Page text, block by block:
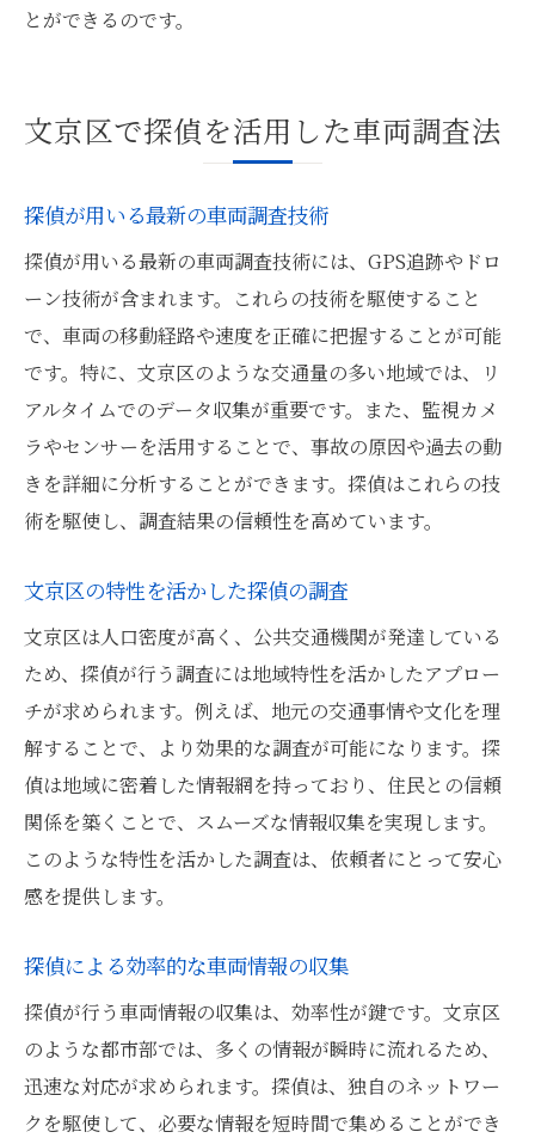
とができるのです。
文京区で探偵を活用した車両調査法
探偵が用いる最新の車両調査技術
探偵が用いる最新の車両調査技術には、GPS追跡やドロ
ーン技術が含まれます。これらの技術を駆使すること
で、車両の移動経路や速度を正確に把握することが可能
です。特に、文京区のような交通量の多い地域では、リ
アルタイムでのデータ収集が重要です。また、監視カメ
ラやセンサーを活用することで、事故の原因や過去の動
きを詳細に分析することができます。探偵はこれらの技
術を駆使し、調査結果の信頼性を高めています。
文京区の特性を活かした探偵の調査
文京区は人口密度が高く、公共交通機関が発達している
ため、探偵が行う調査には地域特性を活かしたアプロー
チが求められます。例えば、地元の交通事情や文化を理
解することで、より効果的な調査が可能になります。探
偵は地域に密着した情報網を持っており、住民との信頼
関係を築くことで、スムーズな情報収集を実現します。
このような特性を活かした調査は、依頼者にとって安心
感を提供します。
探偵による効率的な車両情報の収集
探偵が行う車両情報の収集は、効率性が鍵です。文京区
のような都市部では、多くの情報が瞬時に流れるため、
迅速な対応が求められます。探偵は、独自のネットワー
クを駆使して、必要な情報を短時間で集めることができ